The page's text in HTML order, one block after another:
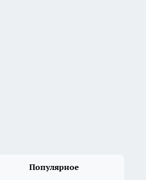
Популярное